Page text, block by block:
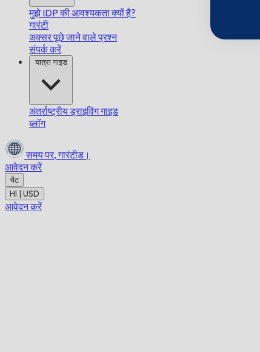
मुझे IDP की आवश्यकता क्यों है?
गारंटी
अक्सर पूछे जाने वाले प्रश्न
संपर्क करें
यात्रा गाइड
अंतर्राष्ट्रीय ड्राइविंग गाइड
ब्लॉग
समय पर, गारंटीड।
आवेदन करें
चैट
HI | USD
आवेदन करें